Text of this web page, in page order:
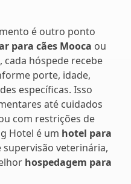
é outro ponto
para cães Mooca ou
cada hóspede recebe
porte, idade,
específicas. Isso
até cuidados
com restrições de
Hotel é um hotel para
supervisão veterinária,
hospedagem para